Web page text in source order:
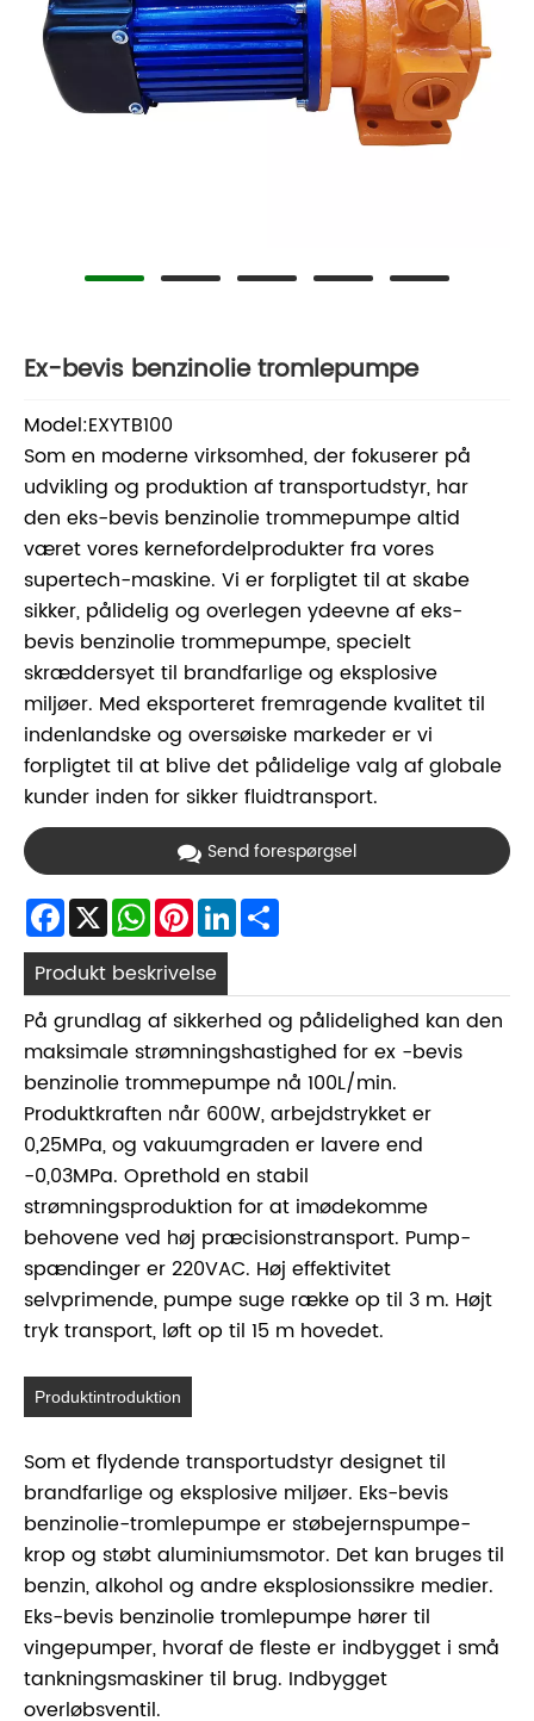
Ex-bevis benzinolie tromlepumpe
Model:EXYTB100
Som en moderne virksomhed, der fokuserer på
udvikling og produktion af transportudstyr, har
den eks-bevis benzinolie trommepumpe altid
været vores kernefordelprodukter fra vores
supertech-maskine. Vi er forpligtet til at skabe
sikker, pålidelig og overlegen ydeevne af eks-
bevis benzinolie trommepumpe, specielt
skræddersyet til brandfarlige og eksplosive
miljøer. Med eksporteret fremragende kvalitet til
indenlandske og oversøiske markeder er vi
forpligtet til at blive det pålidelige valg af globale
kunder inden for sikker fluidtransport.
Send forespørgsel
Facebook
X WhatsApp
Pinterest
LinkedIn
Produkt beskrivelse
På grundlag af sikkerhed og pålidelighed kan den
maksimale strømningshastighed for ex -bevis
benzinolie trommepumpe nå 100L/min.
Produktkraften når 600W, arbejdstrykket er
0,25MPa, og vakuumgraden er lavere end
-0,03MPa. Oprethold en stabil
strømningsproduktion for at imødekomme
behovene ved høj præcisionstransport. Pump-
spændinger er 220VAC. Høj effektivitet
selvprimende, pumpe suge række op til 3 m. Højt
tryk transport, løft op til 15 m hovedet.
Produktintroduktion
Som et flydende transportudstyr designet til
brandfarlige og eksplosive miljøer. Eks-bevis
benzinolie-tromlepumpe er støbejernspumpe-
krop og støbt aluminiumsmotor. Det kan bruges til
benzin, alkohol og andre eksplosionssikre medier.
Eks-bevis benzinolie tromlepumpe hører til
vingepumper, hvoraf de fleste er indbygget i små
tankningsmaskiner til brug. Indbygget
overløbsventil.